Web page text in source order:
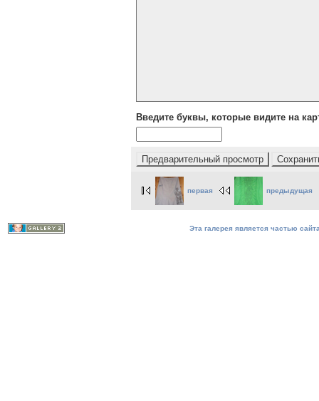
Введите буквы, которые видите на
первая предыдущая
Эта галерея является частью